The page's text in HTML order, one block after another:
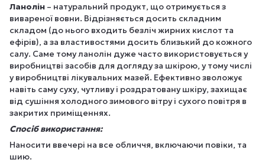
Ланолін – натуральний продукт, що отримується з
вивареної вовни. Відрізняється досить складним
складом (до нього входить безліч жирних кислот та
ефірів), а за властивостями досить близький до кожного
салу. Саме тому ланолін дуже часто використовується у
виробництві засобів для догляду за шкірою, у тому числі
у виробництві лікувальних мазей. Ефективно зволожує
навіть саму суху, чутливу і роздратовану шкіру, захищає
від сушіння холодного зимового вітру і сухого повітря в
закритих приміщеннях.
Спосіб використання:
Наносити ввечері на все обличчя, включаючи повіки, та
шию.